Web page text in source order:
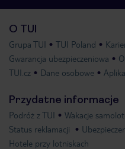
O TUI
Grupa TUI TUI Poland
Gwarancja ubezpieczeniowa
TUI.cz
Dane osobowe
Przydatne informacje
Podróż z TUI Wakacje
Status reklamacji
Hotele przy lotniskach